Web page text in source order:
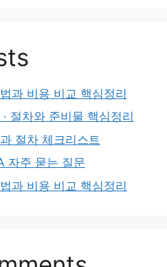
과 비용 비교 핵심정리
절차와 준비물 핵심정리
절차 체크리스트
자주 묻는 질문
과 비용 비교 핵심정리